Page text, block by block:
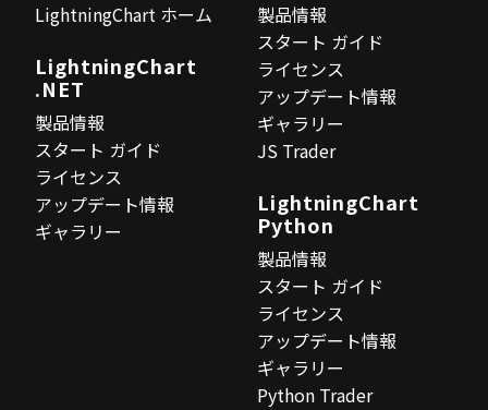
LightningChart ホーム
LightningChart
.NET
製品情報
スタート ガイド
ライセンス
アップデート情報
ギャラリー
製品情報
スタート ガイド
ライセンス
アップデート情報
ギャラリー
JS Trader
LightningChart
Python
製品情報
スタート ガイド
ライセンス
アップデート情報
ギャラリー
Python Trader